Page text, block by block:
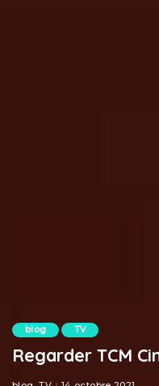
blog TV
Regarder TCM